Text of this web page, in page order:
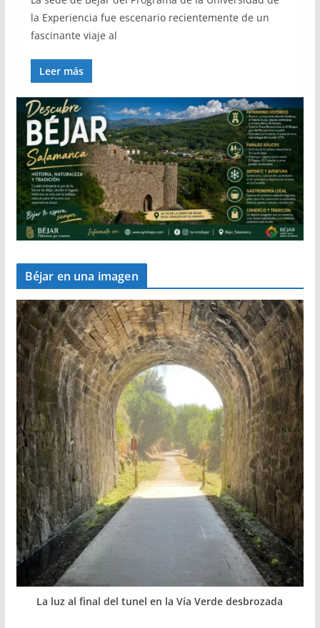
la Experiencia fue escenario recientemente de un
fascinante viaje al
Leer más
Béjar en una imagen
La luz al final del tunel en la Vía Verde desbrozada